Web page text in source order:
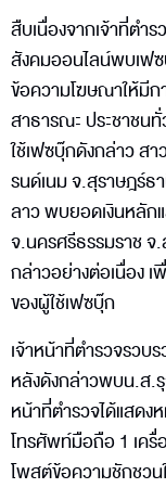
สืบเนื่องจากเจ้าที่ต
สังคมออนไลน์พบเฟ
ข้อความโฆษณาให้มี
สาธารณะ ประชาชน
ใช้เฟซบุ๊กดังกล่าว สา
รนด์เนม จ.สุราษฎร์ธ
ลาว พบยอดเงินหลัก
จ.นครศรีธรรมราช
กล่าวอย่างต่อเนื่อง
ของผู้ใช้เฟซบุ๊ก
เจ้าหน้าที่ตำรวจรวบ
หลังดังกล่าวพบน.ส.
หน้าที่ตำรวจได้แสดง
โทรศัพท์มือถือ 1 เค
โพสต์ข้อความชักชวน